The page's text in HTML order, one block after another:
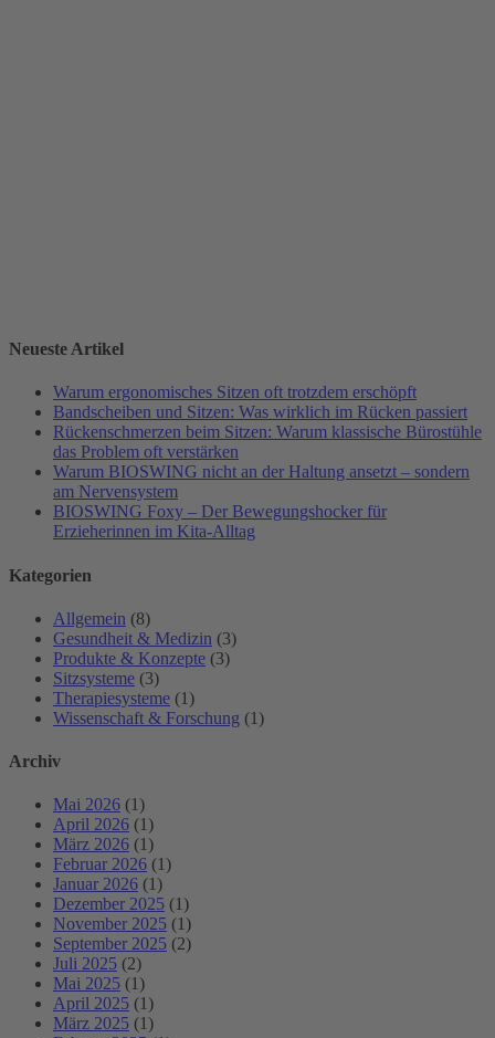
Neueste Artikel
Warum ergonomisches Sitzen oft trotzdem erschöpft
Bandscheiben und Sitzen: Was wirklich im Rücken passiert
Rückenschmerzen beim Sitzen: Warum klassische Bürostühle
das Problem oft verstärken
Warum BIOSWING nicht an der Haltung ansetzt – sondern
am Nervensystem
BIOSWING Foxy – Der Bewegungshocker für
Erzieherinnen im Kita-Alltag
Kategorien
Allgemein (8)
Gesundheit & Medizin (3)
Produkte & Konzepte (3)
Sitzsysteme (3)
Therapiesysteme (1)
Wissenschaft & Forschung (1)
Archiv
Mai 2026 (1)
April 2026 (1)
März 2026 (1)
Februar 2026 (1)
Januar 2026 (1)
Dezember 2025 (1)
November 2025 (1)
September 2025 (2)
Juli 2025 (2)
Mai 2025 (1)
April 2025 (1)
März 2025 (1)